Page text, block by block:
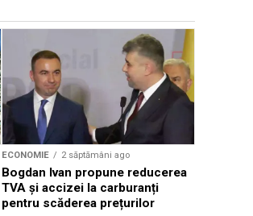
ECONOMIE 2 săptămâni ago
Bogdan Ivan propune reducerea
TVA și accizei la carburanți
pentru scăderea prețurilor